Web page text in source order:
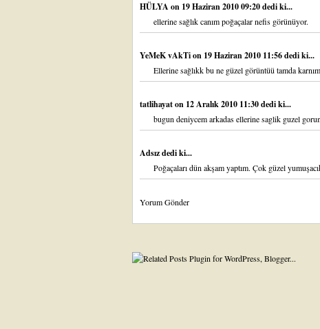
HÜLYA on 19 Haziran 2010 09:20 dedi ki...
ellerine sağlık canım poğaçalar nefis görünüyor.
YeMeK vAkTion 19 Haziran 2010 11:56 dedi ki...
Ellerine sağlıkk bu ne güzel görüntüü tamda
tatlihayaton 12 Aralık 2010 11:30 dedi ki...
bugun deniycem arkadas ellerine saglik guzel
Adsız dedi ki...
Poğaçaları dün akşam yaptım. Çok güzel
Yorum Gönder